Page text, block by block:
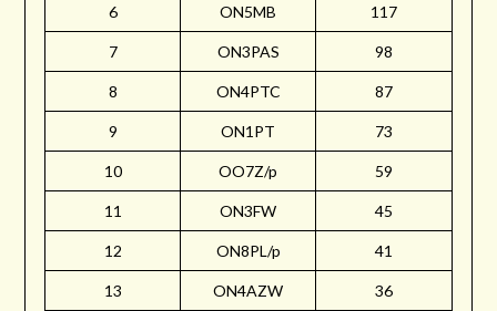
6 ON5MB 117
7 ON3PAS 98
8 ON4PTC 87
9 ON1PT 73
10 OO7Z/p 59
11 ON3FW 45
12 ON8PL/p 41
13 ON4AZW 36